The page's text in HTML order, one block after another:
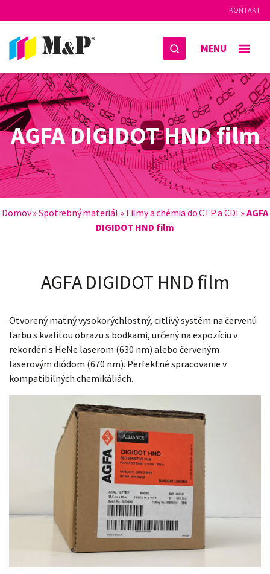
KONTAKT
MENU
AGFA DIGIDOT HND film
Domov»Spotrebný materiál » Filmy a chémia do CTP a CDI »AGFA
DIGIDOT HND film
AGFA DIGIDOT HND film
Otvorený matný vysokorýchlostný, citlivý systém na červenú
farbu s kvalitou obrazu s bodkami, určený na expozíciu v
rekordéri s HeNe laserom (630 nm) alebo červeným
laserovým diódom (670 nm). Perfektné spracovanie v
kompatibilných chemikáliách.